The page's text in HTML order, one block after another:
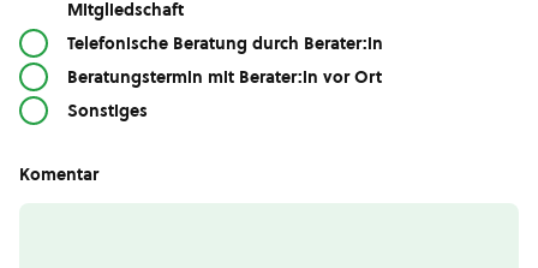
Mitgliedschaft
Telefonische Beratung durch Berater:in
Beratungstermin mit Berater:in vor Ort
Sonstiges
Komentar